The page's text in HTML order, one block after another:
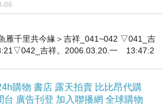
華衡恆嵩 一山之高
06
雁千里共今緣＞吉祥_041~042 ▽041_吉
吉祥。2006.03.20.一 13:47:2
購物 書店 露天拍賣 比比昂代購
台 廣告刊登 加入聯播網 全球購物